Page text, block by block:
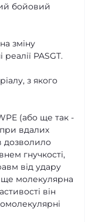
бойовий
зміну
PASGT.
з якого
(або ще так -
вдалих
дозволило
гнучкості,
від удару
молекулярна
він